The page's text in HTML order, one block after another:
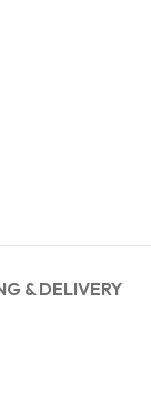
& DELIVERY